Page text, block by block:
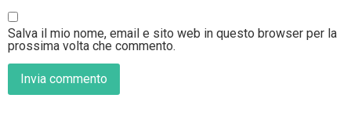
Salva il mio nome, email e sito web in questo browser per la
prossima volta che commento.